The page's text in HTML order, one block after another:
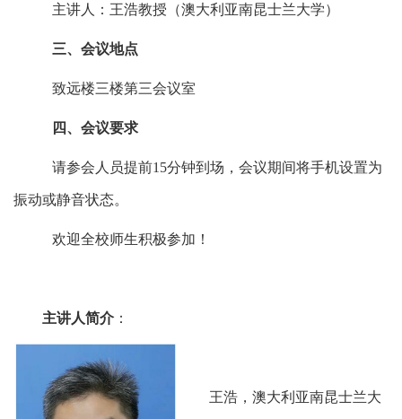
主讲人：王浩教授（澳大利亚南昆士兰大学）
三、会议地点
致远楼三楼第三会议室
四、会议要求
请参会人员提前15分钟到场，会议期间将手机设置为
振动或静音状态。
欢迎全校师生积极参加！
主讲人简介 ：
王浩，澳大利亚南昆士兰大